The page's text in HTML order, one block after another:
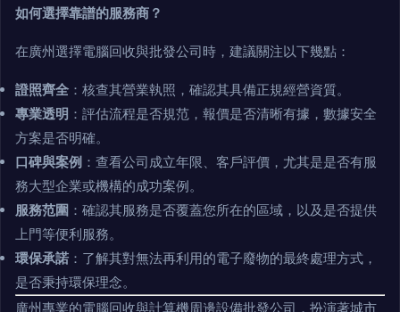
如何選擇靠譜的服務商？
在廣州選擇電腦回收與批發公司時，建議關注以下幾點：
證照齊全 ：核查其營業執照，確認其具備正規經營資質。
專業透明 ：評估流程是否規范，報價是否清晰有據，數據安全
方案是否明確。
口碑與案例 ：查看公司成立年限、客戶評價，尤其是是否有服
務大型企業或機構的成功案例。
服務范圍 ：確認其服務是否覆蓋您所在的區域，以及是否提供
上門等便利服務。
環保承諾 ：了解其對無法再利用的電子廢物的最終處理方式，
是否秉持環保理念。
廣州專業的電腦回收與計算機周邊設備批發公司，扮演著城市